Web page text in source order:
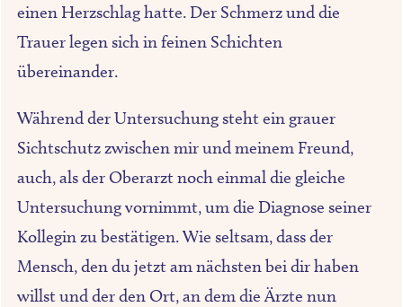
einen Herzschlag hatte. Der Schmerz und die
Trauer legen sich in feinen Schichten
übereinander.
Während der Untersuchung steht ein grauer
Sichtschutz zwischen mir und meinem Freund,
auch, als der Oberarzt noch einmal die gleiche
Untersuchung vornimmt, um die Diagnose seiner
Kollegin zu bestätigen. Wie seltsam, dass der
Mensch, den du jetzt am nächsten bei dir haben
willst und der den Ort, an dem die Ärzte nun